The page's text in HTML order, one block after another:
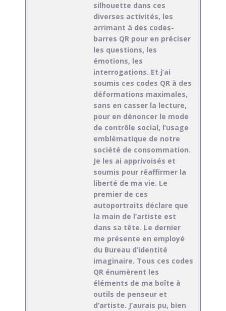
silhouette dans ces
diverses activités, les
arrimant à des codes-
barres QR pour en préciser
les questions, les
émotions, les
interrogations. Et j’ai
soumis ces codes QR à des
déformations maximales,
sans en casser la lecture,
pour en dénoncer le mode
de contrôle social, l’usage
emblématique de notre
société de consommation.
Je les ai apprivoisés et
soumis pour réaffirmer la
liberté de ma vie. Le
premier de ces
autoportraits déclare que
la main de l’artiste est
dans sa tête. Le dernier
me présente en employé
du Bureau d’identité
imaginaire. Tous ces codes
QR énumèrent les
éléments de ma boîte à
outils de penseur et
d’artiste. J’aurais pu, bien